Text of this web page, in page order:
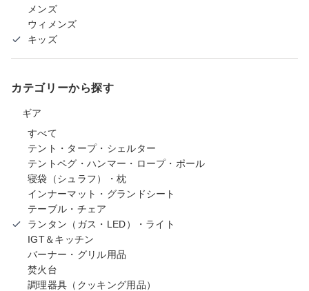
メンズ
ウィメンズ
キッズ
カテゴリーから探す
ギア
すべて
テント・タープ・シェルター
テントペグ・ハンマー・ロープ・ポール
寝袋（シュラフ）・枕
インナーマット・グランドシート
テーブル・チェア
ランタン（ガス・LED）・ライト
IGT＆キッチン
バーナー・グリル用品
焚火台
調理器具（クッキング用品）